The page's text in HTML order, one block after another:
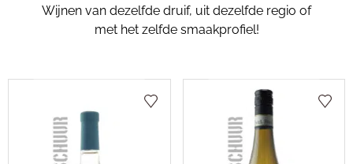
Wijnen van dezelfde druif, uit dezelfde regio of
met het zelfde smaakprofiel!